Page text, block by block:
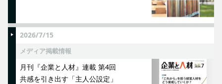
2026/7/15
メディア掲載情報
月刊『企業と人材』連載 第4回
共感を引き出す「主人公設定」